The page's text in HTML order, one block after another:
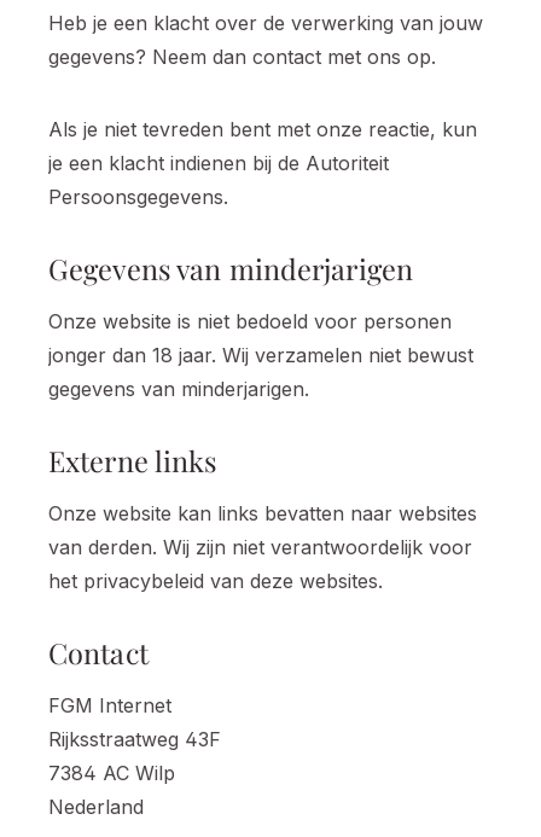
Heb je een klacht over de verwerking van jouw
gegevens? Neem dan contact met ons op.
Als je niet tevreden bent met onze reactie, kun
je een klacht indienen bij de Autoriteit
Persoonsgegevens.
Gegevens van minderjarigen
Onze website is niet bedoeld voor personen
jonger dan 18 jaar. Wij verzamelen niet bewust
gegevens van minderjarigen.
Externe links
Onze website kan links bevatten naar websites
van derden. Wij zijn niet verantwoordelijk voor
het privacybeleid van deze websites.
Contact
FGM Internet
Rijksstraatweg 43F
7384 AC Wilp
Nederland